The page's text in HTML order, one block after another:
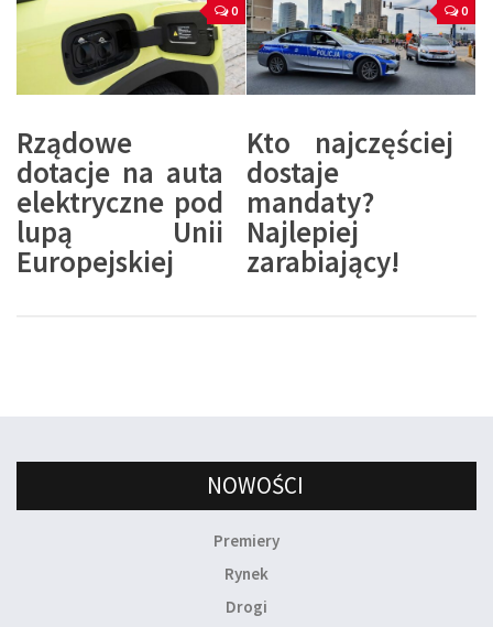
0
Rządowe
dotacje na auta
elektryczne pod
lupą Unii
Europejskiej
0
Kto najczęściej
dostaje
mandaty?
Najlepiej
zarabiający!
NOWOŚCI
Premiery
Rynek
Drogi